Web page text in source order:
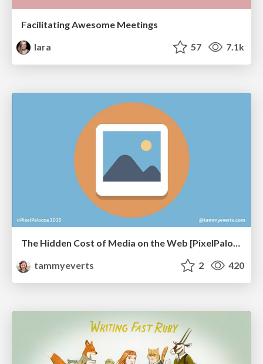
Facilitating Awesome Meetings
lara
57 7.1k
The Hidden Cost of Media on the Web [PixelPalooza 2025]
tammyeverts
2 420